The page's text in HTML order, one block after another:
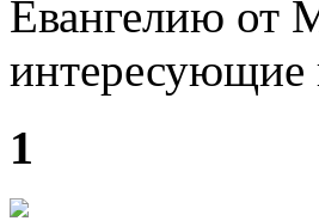
Евангелию от
интересующие
1